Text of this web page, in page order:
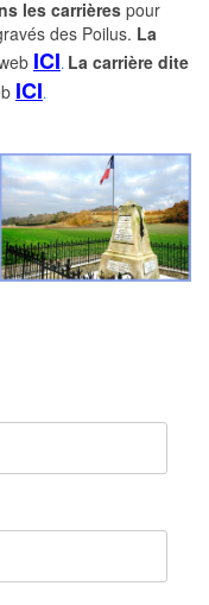
les carrièrespour
des Poilus. La
ICI. La carrière dite
ICI.